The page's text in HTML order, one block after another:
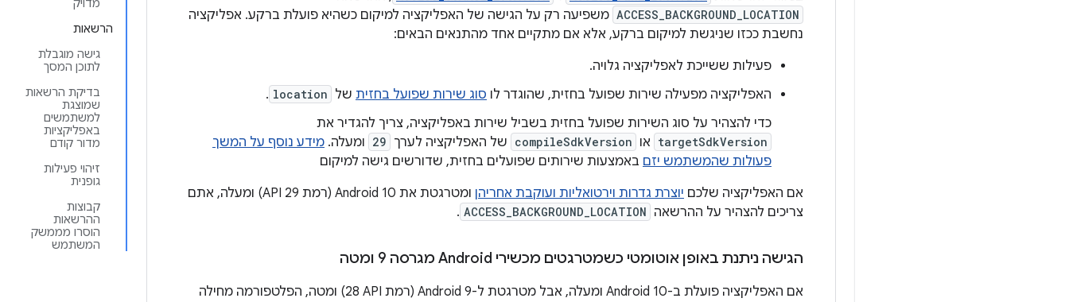
מדויק
הרשאות
גישה מוגבלת
לתוכן המסך
בדיקת הרשאות
שמוצגת
למשתמשים
באפליקציות
מדור קודם
זיהוי פעילות
גופנית
קבוצות
ההרשאות
הוסרו מממשק
המשתמש
ACCESS_BACKGROUND_LOCATION משפיעה רק על הגישה של האפליקציה למיקום כשהיא פועלת ברקע. אפליקציה
נחשבת ככזו שניגשת למיקום ברקע, אלא אם מתקיים אחד מהתנאים הבאים:
פעילות ששייכת לאפליקציה גלויה.
האפליקציה מפעילה שירות שפועל בחזית, שהוגדר לו סוג שירות שפועל בחזית של location
.
כדי להצהיר על סוג השירות שפועל בחזית בשביל שירות באפליקציה, צריך להגדיר את
targetSdkVersion או compileSdkVersion של האפליקציה לערך 29 ומעלה. מידע נוסף על המשך
פעולות שהמשתמש יזם באמצעות שירותים שפועלים בחזית, שדורשים גישה למיקום
אם האפליקציה שלכם יוצרת גדרות וירטואליות ועוקבת אחריהן
ומטרגטת את Android 10 (רמת API 29) ומעלה, אתם
צריכים להצהיר על ההרשאה ACCESS_BACKGROUND_LOCATION
.
הגישה ניתנת באופן אוטומטי כשמטרגטים מכשירי Android מגרסה 9 ומטה
אם האפליקציה פועלת ב-Android 10 ומעלה, אבל מטרגטת ל-Android 9 (רמת API‏ 28) ומטה, הפלטפורמה מחילה